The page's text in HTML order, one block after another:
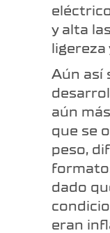
y alta
ligereza
Aún así
aún
que se
peso,
dado
eran